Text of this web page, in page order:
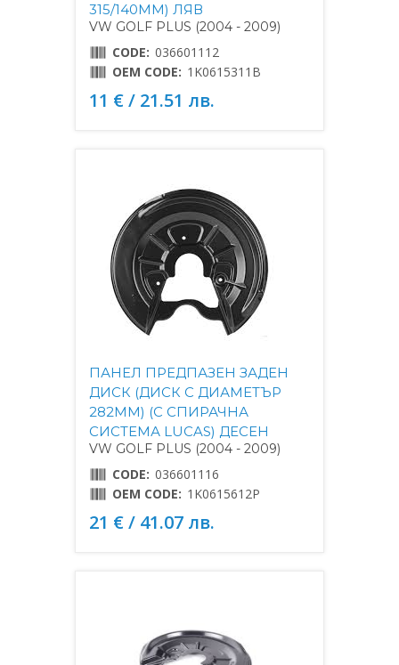
315/140MM) ЛЯВ
VW GOLF PLUS (2004 - 2009)
CODE: 036601112
OEM CODE: 1K0615311B
11 € / 21.51 лв.
ПАНЕЛ ПРЕДПАЗЕН ЗАДЕН
ДИСК (ДИСК С ДИАМЕТЪР
282MM) (С СПИРАЧНА
СИСТЕМА LUCAS) ДЕСЕН
VW GOLF PLUS (2004 - 2009)
CODE: 036601116
OEM CODE: 1K0615612P
21 € / 41.07 лв.